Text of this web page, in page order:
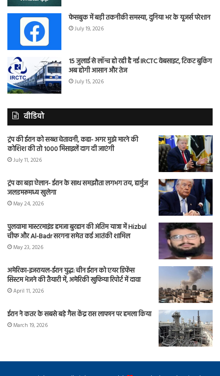
फेसबुक में बड़ी तकनीकी समस्या, दुनिया भर के यूजर्स परेशान
July 19, 2026
15 जुलाई से लॉन्च हो रही है नई IRCTC वेबसाइट, टिकट बुकिंग
अब होगी आसान और तेज
July 15, 2026
वीडियो
ट्रंप की ईरान को सख्त चेतावनी, कहा- अगर मुझे मारने की
कोशिश की तो 1000 मिसाइलें दाग दी जाएंगी
July 11, 2026
ट्रंप का बड़ा ऐलान- ईरान के साथ समझौता लगभग तय, हार्मुज
जलडमरूमध्य खुलेगा
May 24, 2026
पुलवामा मास्टरमाइंड हमजा बुरहान की अंतिम यात्रा में Hizbul
चीफ और Al-Badr सरगना समेत कई आतंकी शामिल
May 23, 2026
अमेरिका-इजरायल-ईरान युद्ध: चीन ईरान को एयर डिफेंस
सिस्टम भेजने की तैयारी में, अमेरिकी खुफिया रिपोर्ट में दावा
April 11, 2026
ईरान ने कतर के सबसे बड़े गैस केंद्र रास लाफान पर हमला किया
March 19, 2026